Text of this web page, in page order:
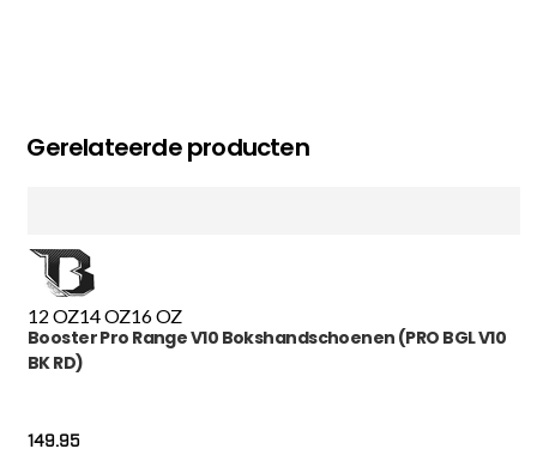
Gerelateerde producten
12 OZ14 OZ16 OZ
Booster Pro Range V10 Bokshandschoenen (PRO BGL V10
BK RD)
149.95